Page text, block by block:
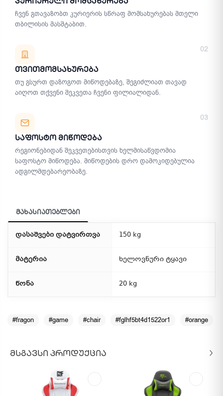
ჩვენ გთავაზობთ კურიერის სწრაფ მომსახურებას მთელი
თბილისის მასშტაბით.
02
Თვითმომსახურება
თუ გსურთ დაზოგოთ მიწოდებაზე, შეგიძლიათ თავად
აიღოთ თქვენი შეკვეთა ჩვენი ფილიალიდან.
03
Საფოსტო Მიწოდება
რეგიონებიდან შეკვეთებისთვის ხელმისაწვდომია
საფოსტო მიწოდება. მიწოდების დრო დამოკიდებულია
ადგილმდებარეობაზე.
მახასიათებლები
დასაშვები დატვირთვა 150 kg
მატერია ხელოვნური ტყავი
წონა 20 kg
#fragon #game #chair #fglhf5bt4d1522or1 #orange
ᲛᲡᲒᲐᲕᲡᲘ ᲞᲠᲝᲓᲣᲥᲪᲘᲐ